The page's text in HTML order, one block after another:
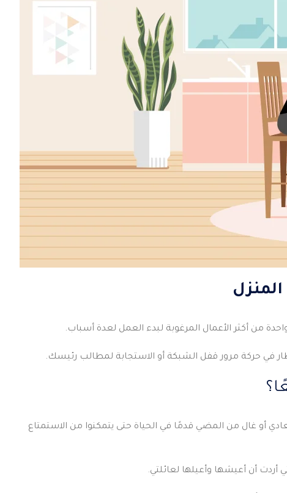
المنزل
من أكثر الأعمال المرغوبة لبدء العمل لعدة أسباب.
في حركة مرور قفل الشبكة أو الاستجابة لمطالب رئيسك.
أو غال من المضي قدمًا في الحياة حتى يتمكنوا من الاستمتاع
أردت أن أعيشها وأعيلها لعائلتي.